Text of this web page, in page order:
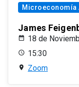
Microeconomía
James
18 de
15:30
Zoom